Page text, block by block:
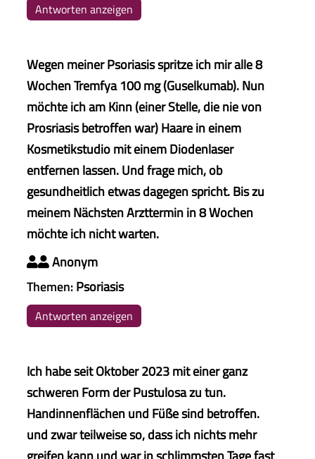
Antworten anzeigen
Wegen meiner Psoriasis spritze ich mir alle 8
Wochen Tremfya 100 mg (Guselkumab). Nun
möchte ich am Kinn (einer Stelle, die nie von
Prosriasis betroffen war) Haare in einem
Kosmetikstudio mit einem Diodenlaser
entfernen lassen. Und frage mich, ob
gesundheitlich etwas dagegen spricht. Bis zu
meinem Nächsten Arzttermin in 8 Wochen
möchte ich nicht warten.
 Anonym
Themen:Psoriasis
Antworten anzeigen
Ich habe seit Oktober 2023 mit einer ganz
schweren Form der Pustulosa zu tun.
Handinnenflächen und Füße sind betroffen.
und zwar teilweise so, dass ich nichts mehr